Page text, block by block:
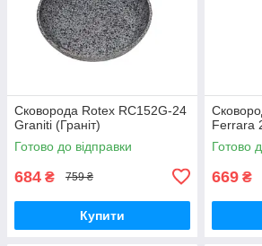
Сковорода Rotex RC152G-24
Graniti (Граніт)
Готово до відправки
684 ₴ 759 ₴
Купити
Ferrara
Готово
669 ₴